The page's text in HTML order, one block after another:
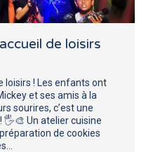
de loisirs
loisirs ! Les enfants ont
et ses amis à la
sourires, c’est une
🖐🎨 Un atelier cuisine
de cookies